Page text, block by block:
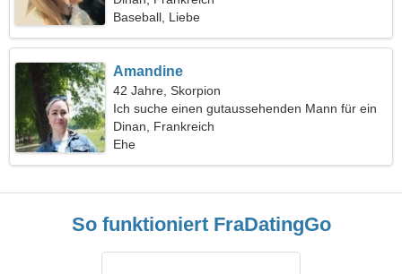
Baseball, Liebe
Amandine
42 Jahre, Skorpion
Ich suche einen gutaussehenden Mann für ein
Date
Dinan, Frankreich
Ehe
So funktioniert FraDatingGo